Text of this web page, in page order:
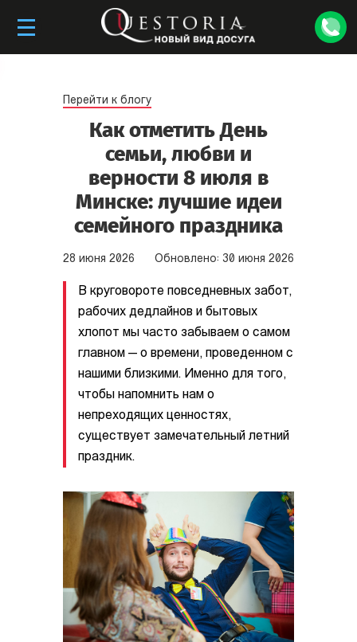
Перейти к блогу
Как отметить День
семьи, любви и
верности 8 июля в
Минске: лучшие идеи
семейного праздника
28 июня 2026 Обновлено: 30 июня 2026
В круговороте повседневных забот,
рабочих дедлайнов и бытовых
хлопот мы часто забываем о самом
главном — о времени, проведенном с
нашими близкими. Именно для того,
чтобы напомнить нам о
непреходящих ценностях,
существует замечательный летний
праздник.